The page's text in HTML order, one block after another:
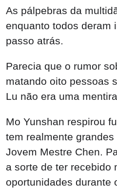
As pálpebras da
enquanto todos deram
passo atrás.
Parecia que o rumor
matando oito pessoas
Lu não era uma
Mo Yunshan respirou
tem realmente grandes
Jovem Mestre Chen.
a sorte de ter recebido
oportunidades durante